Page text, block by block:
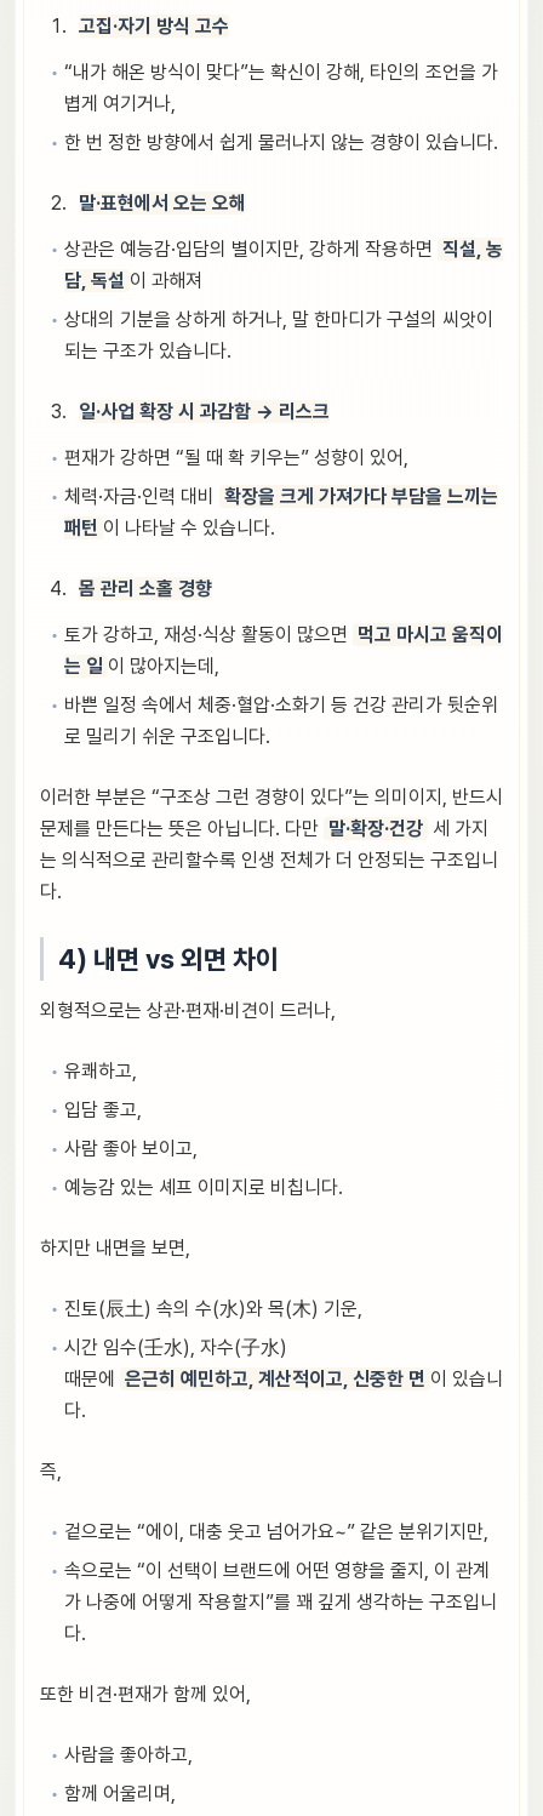
고집·자기 방식 고수
“내가 해온 방식이 맞다”는 확신이 강해, 타인의 조언을 가
볍게 여기거나,
한 번 정한 방향에서 쉽게 물러나지 않는 경향이 있습니다.
말·표현에서 오는 오해
상관은 예능감·입담의 별이지만, 강하게 작용하면 직설, 농
담, 독설 이 과해져
상대의 기분을 상하게 하거나, 말 한마디가 구설의 씨앗이
되는 구조가 있습니다.
일·사업 확장 시 과감함 → 리스크
편재가 강하면 “될 때 확 키우는” 성향이 있어,
체력·자금·인력 대비
확장을 크게 가져가다 부담을 느끼는
패턴 이 나타날 수 있습니다.
몸 관리 소홀 경향
토가 강하고, 재성·식상 활동이 많으면 먹고 마시고 움직이
는 일 이 많아지는데,
바쁜 일정 속에서 체중·혈압·소화기 등 건강 관리가 뒷순위
로 밀리기 쉬운 구조입니다.
이러한 부분은 “구조상 그런 경향이 있다”는 의미이지, 반드시
문제를 만든다는 뜻은 아닙니다. 다만 말·확장·건강 세 가지
는 의식적으로 관리할수록 인생 전체가 더 안정되는 구조입니
다.
4) 내면 vs 외면 차이
외형적으로는 상관·편재·비견이 드러나,
유쾌하고,
입담 좋고,
사람 좋아 보이고,
예능감 있는 셰프 이미지로 비칩니다.
하지만 내면을 보면,
진토(辰土) 속의 수(水)와 목(木) 기운,
시간 임수(壬水), 자수(子水)
때문에
은근히 예민하고, 계산적이고, 신중한 면 이 있습니
다.
즉,
겉으로는 “에이, 대충 웃고 넘어가요~” 같은 분위기지만,
속으로는 “이 선택이 브랜드에 어떤 영향을 줄지, 이 관계
가 나중에 어떻게 작용할지”를 꽤 깊게 생각하는 구조입니
다.
또한 비견·편재가 함께 있어,
사람을 좋아하고,
함께 어울리며,